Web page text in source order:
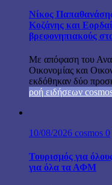
Νίκος
Κοζάνης και
βρεφονηπιακούς
Με απόφαση του
Οικονομίας και
εκδόθηκαν δύο
ροή ειδήσεων
10/08/2026 cosmos 0
Τουρισμός για
για όλα τα ΑΦΜ